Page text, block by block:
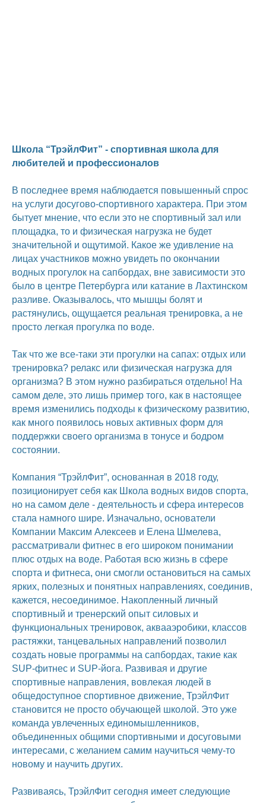
Школа “ТрэйлФит” - спортивная школа для
любителей и профессионалов
В последнее время наблюдается повышенный спрос
на услуги досугово-спортивного характера. При этом
бытует мнение, что если это не спортивный зал или
площадка, то и физическая нагрузка не будет
значительной и ощутимой. Какое же удивление на
лицах участников можно увидеть по окончании
водных прогулок на сапбордах, вне зависимости это
было в центре Петербурга или катание в Лахтинском
разливе. Оказывалось, что мышцы болят и
растянулись, ощущается реальная тренировка, а не
просто легкая прогулка по воде.
Так что же все-таки эти прогулки на сапах: отдых или
тренировка? релакс или физическая нагрузка для
организма? В этом нужно разбираться отдельно! На
самом деле, это лишь пример того, как в настоящее
время изменились подходы к физическому развитию,
как много появилось новых активных форм для
поддержки своего организма в тонусе и бодром
состоянии.
Компания “ТрэйлФит”, основанная в 2018 году,
позиционирует себя как Школа водных видов спорта,
но на самом деле - деятельность и сфера интересов
стала намного шире. Изначально, основатели
Компании Максим Алексеев и Елена Шмелева,
рассматривали фитнес в его широком понимании
плюс отдых на воде. Работая всю жизнь в сфере
спорта и фитнеса, они смогли остановиться на самых
ярких, полезных и понятных направлениях, соединив,
кажется, несоединимое. Накопленный личный
спортивный и тренерский опыт силовых и
функциональных тренировок, аквааэробики, классов
растяжки, танцевальных направлений позволил
создать новые программы на сапбордах, такие как
SUP-фитнес и SUP-йога. Развивая и другие
спортивные направления, вовлекая людей в
общедоступное спортивное движение, ТрэйлФит
становится не просто обучающей школой. Это уже
команда увлеченных единомышленников,
объединенных общими спортивными и досуговыми
интересами, с желанием самим научиться чему-то
новому и научить других.
Развиваясь, ТрэйлФит сегодня имеет следующие